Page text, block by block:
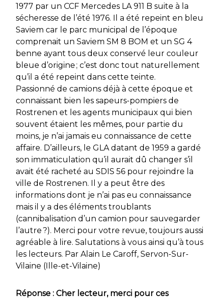
1977 par un CCF Mercedes LA 911 B suite à la
sécheresse de l’été 1976. Il a été repeint en bleu
Saviem car le parc municipal de l’époque
comprenait un Saviem SM 8 BOM et un SG 4
benne ayant tous deux conservé leur couleur
bleue d’origine ; c’est donc tout naturellement
qu’il a été repeint dans cette teinte.
Passionné de camions déjà à cette époque et
connaissant bien les sapeurs-pompiers de
Rostrenen et les agents municipaux qui bien
souvent étaient les mêmes, pour partie du
moins, je n’ai jamais eu connaissance de cette
affaire. D’ailleurs, le GLA datant de 1959 a gardé
son immaticulation qu’il aurait dû changer s’il
avait été racheté au SDIS 56 pour rejoindre la
ville de Rostrenen. Il y a peut être des
informations dont je n’ai pas eu connaissance
mais il y a des éléments troublants
(cannibalisation d’un camion pour sauvegarder
l’autre ?). Merci pour votre revue, toujours aussi
agréable à lire. Salutations à vous ainsi qu’à tous
les lecteurs. Par Alain Le Caroff, Servon-Sur-
Vilaine (Ille-et-Vilaine)
Réponse : Cher lecteur, merci pour ces